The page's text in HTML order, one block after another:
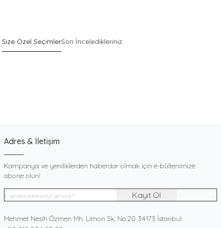
Size Özel SeçimlerSon İnceledikleriniz
Adres & İletişim
Kampanya ve yeniliklerden haberdar olmak için e-bültenimize
abone olun!
Kayıt Ol
Adres
Mehmet Nesih Özmen Mh. Limon Sk. No:20 34173 İstanbul